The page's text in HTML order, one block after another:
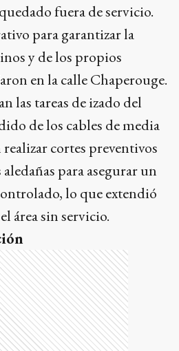
fuera de servicio.
para garantizar la
y de los propios
en la calle Chaperouge.
las tareas de izado del
de los cables de media
cortes preventivos
para asegurar un
lo que extendió
área sin servicio.